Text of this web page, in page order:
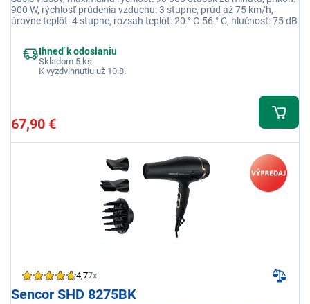
900 W, rýchlosť prúdenia vzduchu: 3 stupne, prúd až 75 km/h,
úrovne teplôt: 4 stupne, rozsah teplôt: 20 ° C-56 ° C, hlučnosť: 75 dB
Ihneď k odoslaniu
Skladom 5 ks.
K vyzdvihnutiu už 10.8.
67,90 €
4,77x
Sencor SHD 8275BK